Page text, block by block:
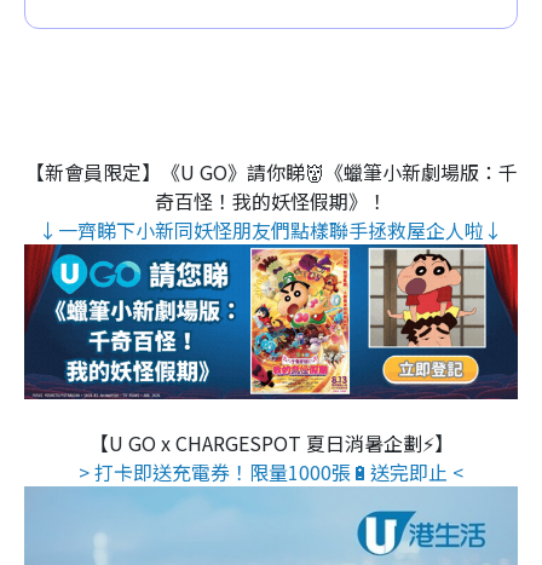
【新會員限定】《U GO》請你睇👹《蠟筆小新劇場版：千
奇百怪！我的妖怪假期》！
↓一齊睇下小新同妖怪朋友們點樣聯手拯救屋企人啦↓
【U GO x CHARGESPOT 夏日消暑企劃⚡】
> 打卡即送充電券！限量1000張🔋送完即止 <